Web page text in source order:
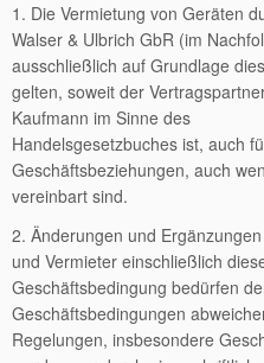
1. Die Vermietung von Geräten
Walser & Ulbrich GbR (im
ausschließlich auf Grundlage
gelten, soweit der
Kaufmann im Sinne des
Handelsgesetzbuches ist, auch
Geschäftsbeziehungen, auch
vereinbart sind.
2. Änderungen und
und Vermieter einschließlich
Geschäftsbedingung bedürfen
Geschäftsbedingungen
Regelungen, insbesondere